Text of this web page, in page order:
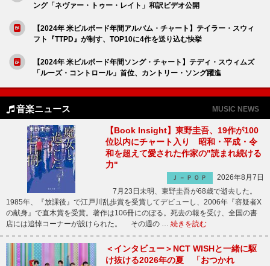
ング「ネヴァー・トゥー・レイト」和訳ビデオ公開
【2024年 米ビルボード年間アルバム・チャート】テイラー・スウィ
フト『TTPD』が制す、TOP10に4作を送り込む快挙
【2024年 米ビルボード年間ソング・チャート】テディ・スウィムズ
「ルーズ・コントロール」首位、カントリー・ソング躍進
音楽ニュース MUSIC NEWS
【Book Insight】東野圭吾、19作が100
位以内にチャート入り 昭和・平成・令
和を超えて愛された作家の"読まれ続ける
力"
Ｊ－ＰＯＰ
2026年8月7日
7月23日未明、東野圭吾が68歳で逝去した。
1985年、『放課後』で江戸川乱歩賞を受賞してデビューし、2006年『容疑者X
の献身』で直木賞を受賞。著作は106冊にのぼる。死去の報を受け、全国の書
店には追悼コーナーが設けられた。 その週の … 続きを読む
＜インタビュー＞NCT WISHと一緒に駆
け抜ける2026年の夏 「おつかれ